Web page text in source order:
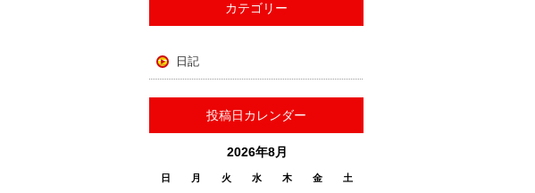
カテゴリー
日記
投稿日カレンダー
2026年8月
日 月 火 水 木 金 土